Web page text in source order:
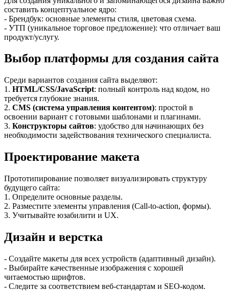
составить концептуальное ядро:
- Брендбук: основные элементы стиля, цветовая схема.
- УТП (уникальное торговое предложение): что отличает ваш
продукт/услугу.
Выбор платформы для создания сайта
Среди вариантов создания сайта выделяют:
1. HTML/CSS/JavaScript: полный контроль над кодом, но
требуется глубокие знания.
2. CMS (система управления контентом): простой в
освоении вариант с готовыми шаблонами и плагинами.
3. Конструкторы сайтов: удобство для начинающих без
необходимости задействования технического специалиста.
Проектирование макета
Прототипирование позволяет визуализировать структуру
будущего сайта:
1. Определите основные разделы.
2. Разместите элементы управления (Call-to-action, формы).
3. Учитывайте юзабилити и UX.
Дизайн и верстка
- Создайте макеты для всех устройств (адаптивный дизайн).
- Выбирайте качественные изображения с хорошей
читаемостью шрифтов.
- Следите за соответствием веб-стандартам и SEO-кодом.